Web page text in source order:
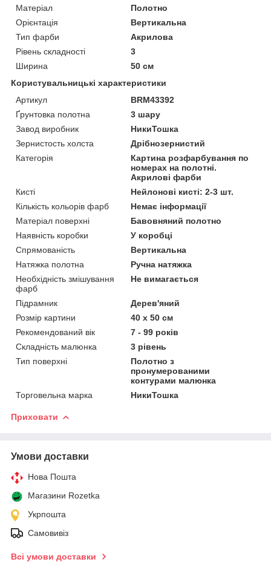
Матеріал
Полотно
Орієнтація
Вертикальна
Тип фарби
Акрилова
Рівень складності
3
Ширина
50 см
Користувальницькі характеристики
Артикул
BRM43392
Ґрунтовка полотна
3 шару
Завод виробник
НикиТошка
Зернистость холста
Дрібнозернистий
Категорія
Картина розфарбування по
номерах на полотні.
Акрилові фарби
Кисті
Нейлонові кисті: 2-3 шт.
Кількість кольорів фарб
Немає інформації
Матеріал поверхні
Бавовняний полотно
Наявність коробки
У коробці
Спрямованість
Вертикальна
Натяжка полотна
Ручна натяжка
Необхідність змішування
фарб
Не вимагається
Підрамник
Дерев'яний
Розмір картини
40 х 50 см
Рекомендований вік
7 - 99 років
Складність малюнка
3 рівень
Тип поверхні
Полотно з
пронумерованими
контурами малюнка
Торговельна марка
НикиТошка
Приховати
Умови доставки
Нова Пошта
Магазини Rozetka
Укрпошта
Самовивіз
Всі умови доставки